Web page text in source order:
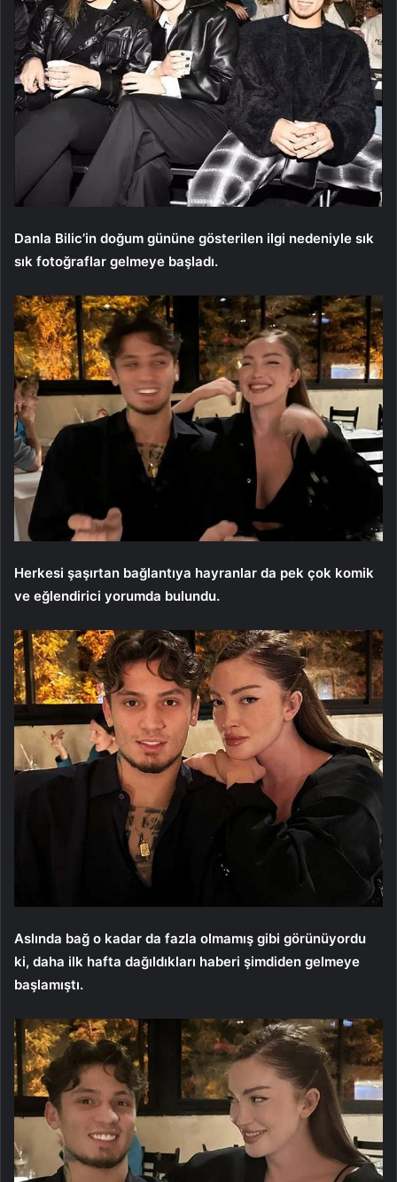
Danla Bilic’in doğum gününe gösterilen ilgi nedeniyle sık
sık fotoğraflar gelmeye başladı.
Herkesi şaşırtan bağlantıya hayranlar da pek çok komik
ve eğlendirici yorumda bulundu.
Aslında bağ o kadar da fazla olmamış gibi görünüyordu
ki, daha ilk hafta dağıldıkları haberi şimdiden gelmeye
başlamıştı.